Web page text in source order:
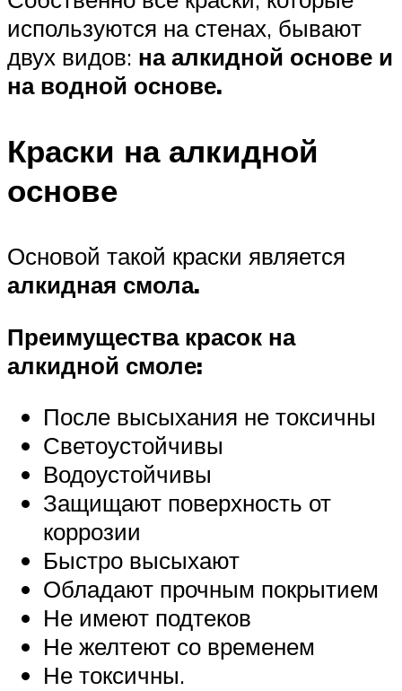
используются на стенах, бывают
двух видов: на алкидной основе и
на водной основе.
Краски на алкидной
основе
Основой такой краски является
алкидная смола.
Преимущества красок на
алкидной смоле:
После высыхания не токсичны
Светоустойчивы
Водоустойчивы
Защищают поверхность от
коррозии
Быстро высыхают
Обладают прочным покрытием
Не имеют подтеков
Не желтеют со временем
Не токсичны.